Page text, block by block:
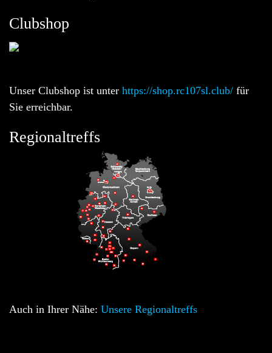
Clubshop
Unser Clubshop ist unter https://shop.rc107sl.club/ für
Sie erreichbar.
Regionaltreffs
Auch in Ihrer Nähe: Unsere Regionaltreffs